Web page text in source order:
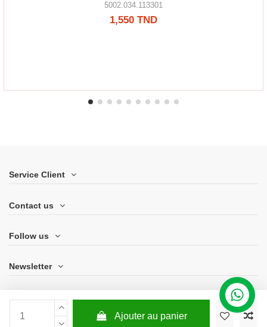
Ajouter au panier
5002.034.113301
1,550 TND
Service Client
Contact us
Follow us
Newsletter